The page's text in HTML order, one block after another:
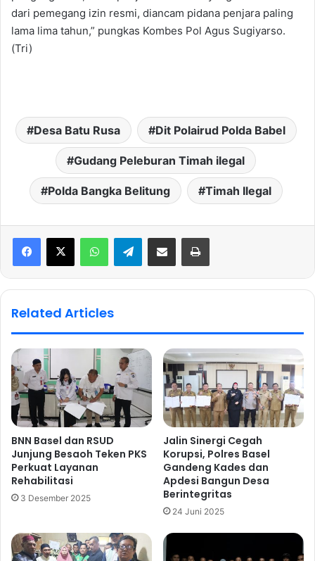
dari pemegang izin resmi, diancam pidana penjara paling
lama lima tahun,” pungkas Kombes Pol Agus Sugiyarso.
(Tri)
Desa Batu Rusa Dit Polairud Polda Babel
Gudang Peleburan Timah ilegal
Polda Bangka Belitung Timah Ilegal
WhatsAppTelegramShare via Email Print
Related Articles
BNN Basel dan RSUD
Junjung Besaoh Teken PKS
Perkuat Layanan
Rehabilitasi
3 Desember 2025
Jalin Sinergi Cegah
Korupsi, Polres Basel
Gandeng Kades dan
Apdesi Bangun Desa
Berintegritas
24 Juni 2025